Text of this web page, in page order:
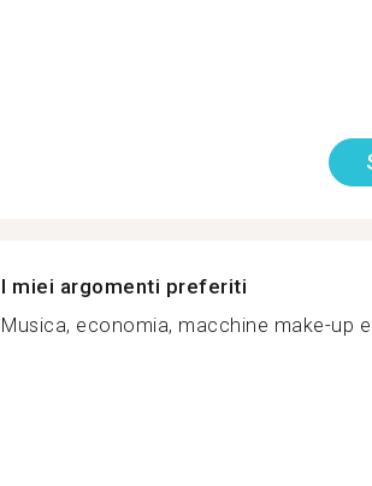
I miei argomenti preferiti
Musica, economia, macchine make-up